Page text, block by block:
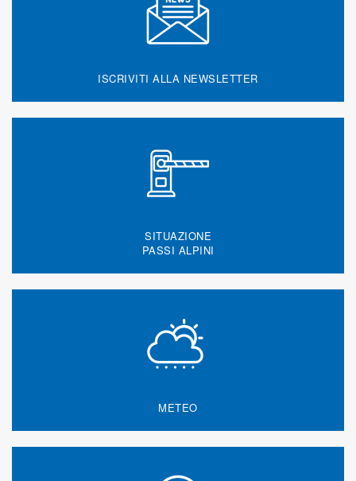
ISCRIVITI ALLA NEWSLETTER
SITUAZIONE
PASSI ALPINI
METEO